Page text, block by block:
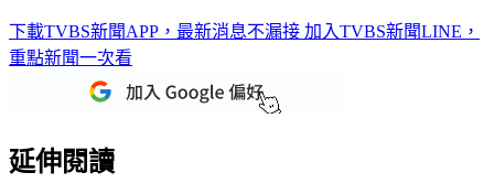
下載TVBS新聞APP，最新消息不漏接 加入TVBS新聞LINE，
重點新聞一次看
延伸閱讀